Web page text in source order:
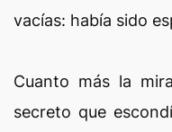
vacías: había sido
Cuanto más la
secreto que